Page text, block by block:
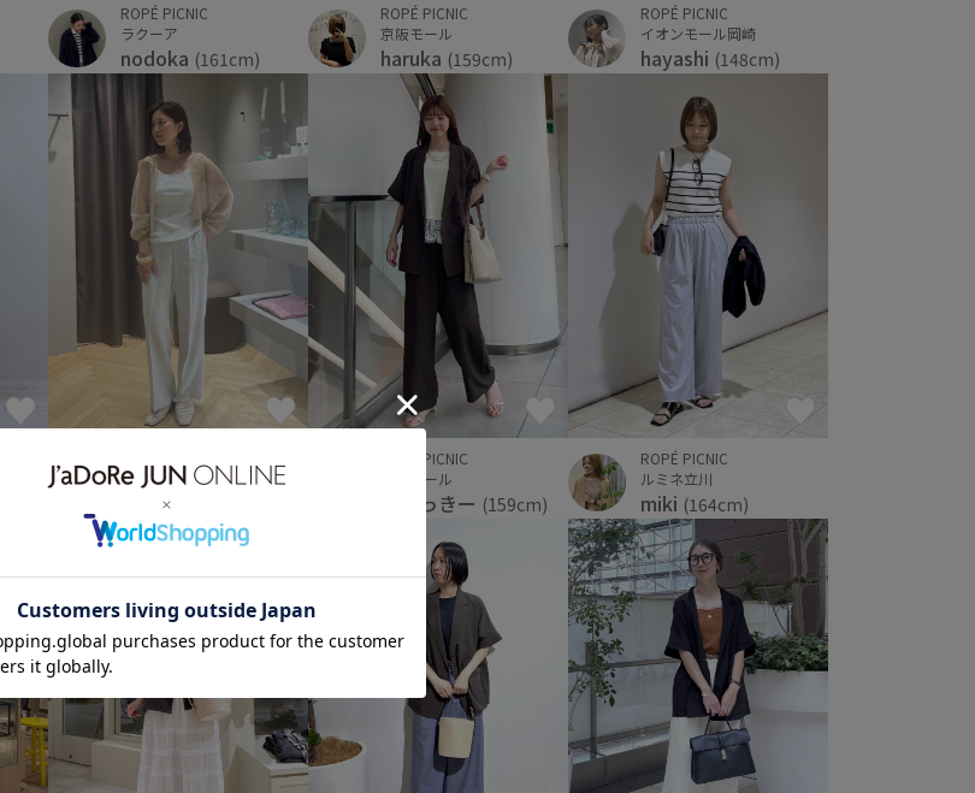
ROPÉ PICNIC
ラクーア
nodoka (161cm)
ROPÉ PICNIC
京阪モール
haruka (159cm)
ROPÉ PICNIC
イオンモール岡崎
hayashi (148cm)
アトレ恵比寿
ryoko
ROPÉ PICNIC
京阪モール
おざっきー (159cm)
ROPÉ PICNIC
ルミネ立川
miki (164cm)